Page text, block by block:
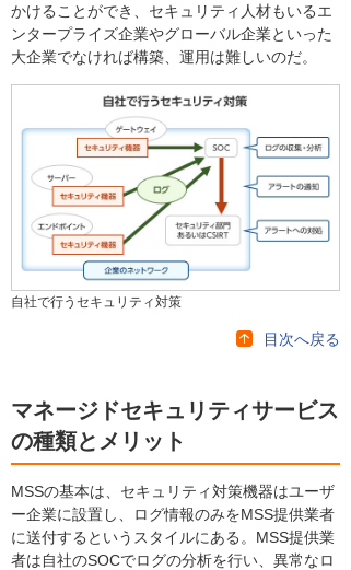
かけることができ、セキュリティ人材もいるエ
ンタープライズ企業やグローバル企業といった
大企業でなければ構築、運用は難しいのだ。
自社で行うセキュリティ対策
目次へ戻る
マネージドセキュリティサービス
の種類とメリット
MSSの基本は、セキュリティ対策機器はユーザ
ー企業に設置し、ログ情報のみをMSS提供業者
に送付するというスタイルにある。MSS提供業
者は自社のSOCでログの分析を行い、異常なロ